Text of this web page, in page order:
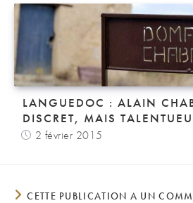
LANGUEDOC : ALAIN
DISCRET, MAIS
2 février 2015
CETTE PUBLICATION A UN